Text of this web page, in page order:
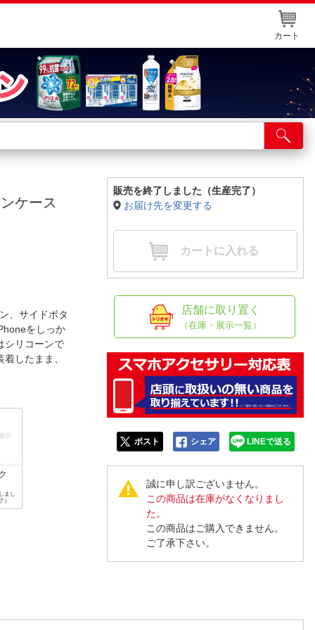
カート
舗サービス
ト取り置き
舗情報・店舗一覧
窓口
報
ケース
、サイドボタ
をしっか
シリコーンで
したまま、
まし
）
販売を終了しました（生産完了）
お届け先を変更する
カートに入れる
店舗に取り置く
（在庫・展示一覧）
ポスト シェア LINEで送る
誠に申し訳ございません。
この商品は在庫がなくなりまし
た。
この商品はご購入できません。
ご了承下さい。